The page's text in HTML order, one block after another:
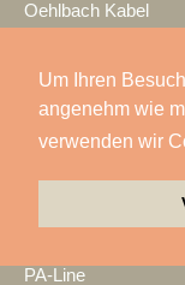
Um Ihren
angenehm wie
verwenden wir
Oehlbach Kabel
Omron
Optimahl Catering
Optocore
PA-Line